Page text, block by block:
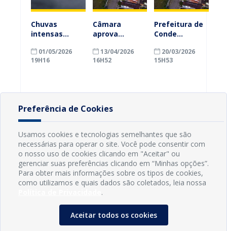
Chuvas
intensas
Prefeitura de
Conde a
emergência
01/05/2026
19H16
Câmara
aprova
salarial e
Prefeitura de
dos servidores
13/04/2026
16H52
Prefeitura de
Conde
projeto de
reajuste
servidores
20/03/2026
15H53
Preferência de Cookies
Usamos cookies e tecnologias semelhantes que são
necessárias para operar o site. Você pode consentir com
o nosso uso de cookies clicando em "Aceitar" ou
gerenciar suas preferências clicando em “Minhas opções”.
Para obter mais informações sobre os tipos de cookies,
como utilizamos e quais dados são coletados, leia nossa
.
Aceitar todos os cookies